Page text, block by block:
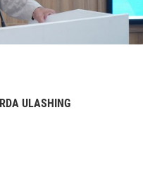
ULАSHING